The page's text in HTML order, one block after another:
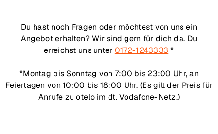
Du hast noch Fragen oder möchtest von uns ein
Angebot erhalten? Wir sind gern für dich da. Du
erreichst uns unter 0172-1243333 *
*Montag bis Sonntag von 7:00 bis 23:00 Uhr, an
Feiertagen von 10:00 bis 18:00 Uhr. (Es gilt der Preis für
Anrufe zu otelo im dt. Vodafone-Netz.)